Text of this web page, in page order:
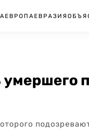
ЕВРОПА ЕВРАЗИЯ
умершего